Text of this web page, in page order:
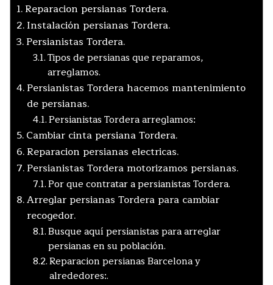
Reparacion persianas Tordera.
Instalación persianas Tordera.
Persianistas Tordera.
Tipos de persianas que reparamos,
arreglamos.
Persianistas Tordera hacemos mantenimiento
de persianas.
Persianistas Tordera arreglamos:
Cambiar cinta persiana Tordera.
Reparacion persianas electricas.
Persianistas Tordera motorizamos persianas.
Por que contratar a persianistas Tordera.
Arreglar persianas Tordera para cambiar
recogedor.
Busque aquí persianistas para arreglar
persianas en su población.
Reparacion persianas Barcelona y
alrededores:.